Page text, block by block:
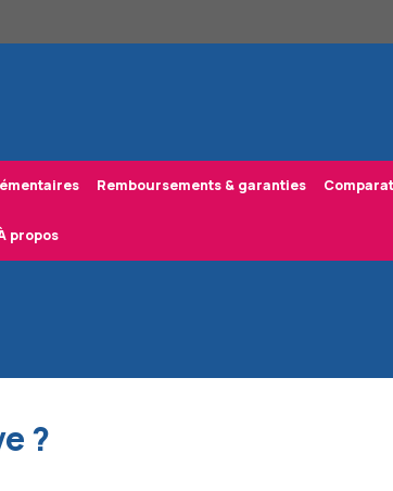
Remboursements & garanties
propos
?